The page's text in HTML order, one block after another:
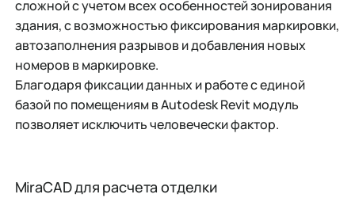
сложной с учетом всех особенностей зонирования
здания, с возможностью фиксирования маркировки,
автозаполнения разрывов и добавления новых
номеров в маркировке.
Благодаря фиксации данных и работе с единой
базой по помещениям в Autodesk Revit модуль
позволяет исключить человечески фактор.
MiraCAD для расчета отделки